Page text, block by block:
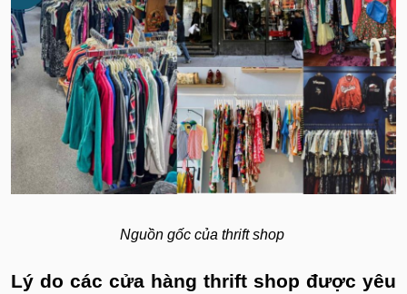
Nguồn gốc của thrift shop
Lý do các cửa hàng thrift shop được yêu